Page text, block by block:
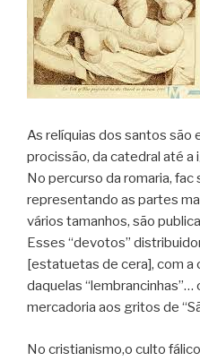
As relíquias dos santos são
procissão, da catedral até a
No percurso da romaria,
representando as partes
vários tamanhos, são
Esses “devotos”
[estatuetas de cera], com a
daquelas “lembrancinhas”…
mercadoria aos gritos de
No cristianismo,o culto